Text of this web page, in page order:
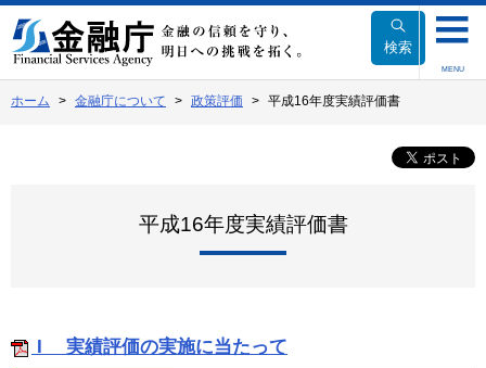
文
へ
動
検索
MENU
ホーム 金融庁について 政策評価 平成16年度実績評価書
平成16年度実績評価書
I 実績評価の実施に当たって